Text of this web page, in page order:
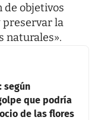
de objetivos
preservar la
naturales».
según
que podría
de las flores